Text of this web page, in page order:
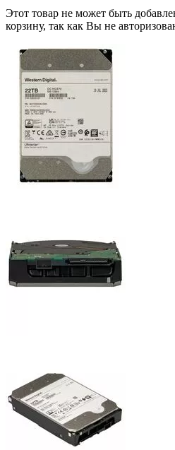
Этот товар не может быть
корзину, так как Вы не